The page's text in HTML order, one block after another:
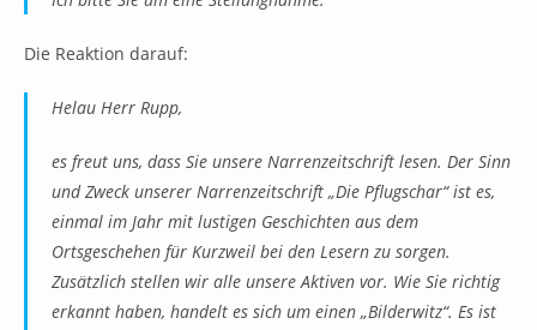
Die Reaktion darauf:
Helau Herr Rupp,
es freut uns, dass Sie unsere Narrenzeitschrift lesen. Der Sinn
und Zweck unserer Narrenzeitschrift „Die Pflugschar“ ist es,
einmal im Jahr mit lustigen Geschichten aus dem
Ortsgeschehen für Kurzweil bei den Lesern zu sorgen.
Zusätzlich stellen wir alle unsere Aktiven vor. Wie Sie richtig
erkannt haben, handelt es sich um einen „Bilderwitz“. Es ist